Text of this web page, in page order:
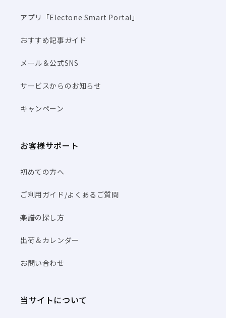
アプリ「Electone Smart Portal」
おすすめ記事ガイド
メール＆公式SNS
サービスからのお知らせ
キャンペーン
お客様サポート
初めての方へ
ご利用ガイド/よくあるご質問
楽譜の探し方
出荷＆カレンダー
お問い合わせ
当サイトについて